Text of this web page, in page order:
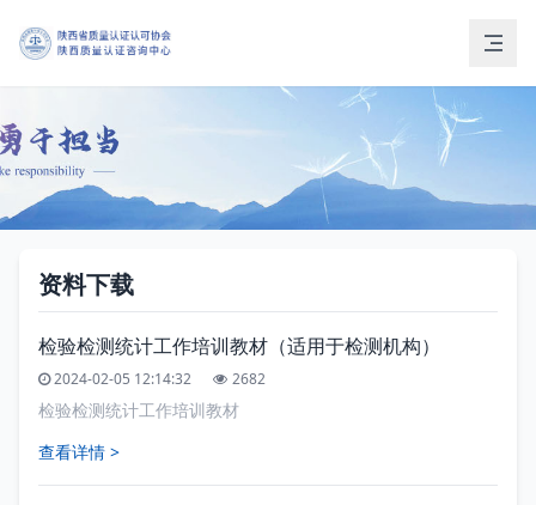
资料下载
检验检测统计工作培训教材（适用于检测机构）
2024-02-05 12:14:32 2682
检验检测统计工作培训教材
查看详情 >